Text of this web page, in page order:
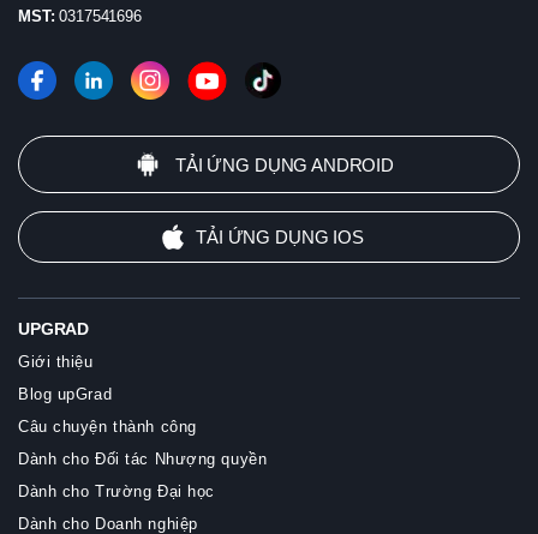
MST: 0317541696
TẢI ỨNG DỤNG ANDROID
TẢI ỨNG DỤNG IOS
UPGRAD
Giới thiệu
Blog upGrad
Câu chuyện thành công
Dành cho Đối tác Nhượng quyền
Dành cho Trường Đại học
Dành cho Doanh nghiệp